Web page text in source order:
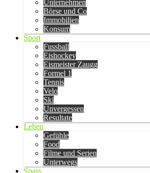
Unternehmen
Börse und Co
Immobilien
Konsum
Sport
Fussball
Eishockey
Eismeister Zaugg
Formel 1
Tennis
Velo
Ski
Unvergessen
Resultate
Leben
Gefühle
Food
Filme und Serien
Unterwegs
Spass